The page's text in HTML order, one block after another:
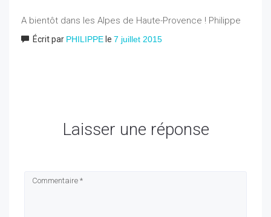
A bientôt dans les Alpes de Haute-Provence ! Philippe
Écrit par PHILIPPE le 7 juillet 2015
Laisser une réponse